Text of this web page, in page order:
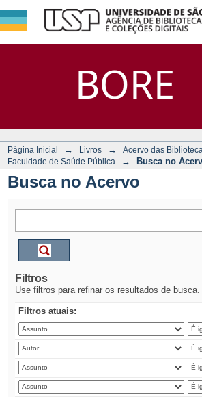
BORE
Busca no
DSpace/Manakin +
Página Inicial → Livros → Acervo das
Faculdade de Saúde Pública
→ Busca no
Busca no Acervo
Filtros
Use filtros para refinar os resultados de busca.
Filtros atuais: